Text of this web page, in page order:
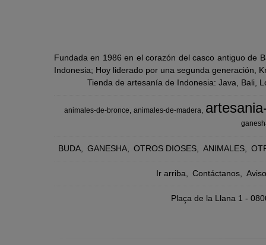
Fundada en 1986 en el corazón del casco antiguo de
Indonesia; Hoy liderado por una segunda generación,
Tienda de artesanía de Indonesia: Java, Bali,
animales-de-bronce animales-de-madera
BUDA GANESHA OTROS DIOSES ANIMALES
Ir arriba Contáctanos
Plaça de la Llana 1 -